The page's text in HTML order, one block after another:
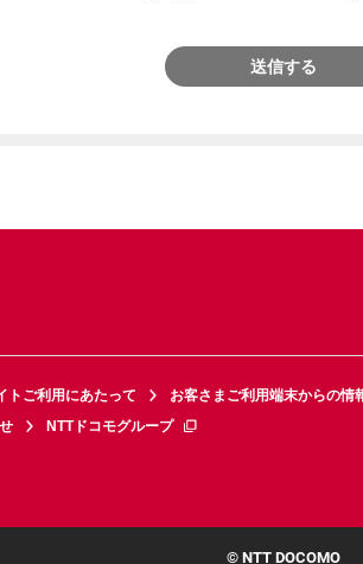
送信する
トご利用にあたって お客さまご利用端末からの情
NTTドコモグループ
© NTT DOCOMO